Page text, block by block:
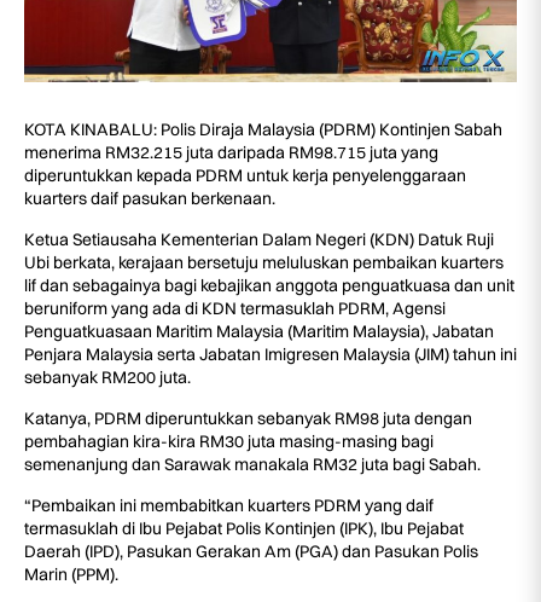
KOTA KINABALU: Polis Diraja Malaysia (PDRM) Kontinjen Sabah
menerima RM32.215 juta daripada RM98.715 juta yang
diperuntukkan kepada PDRM untuk kerja penyelenggaraan
kuarters daif pasukan berkenaan.
Ketua Setiausaha Kementerian Dalam Negeri (KDN) Datuk Ruji
Ubi berkata, kerajaan bersetuju meluluskan pembaikan kuarters
lif dan sebagainya bagi kebajikan anggota penguatkuasa dan unit
beruniform yang ada di KDN termasuklah PDRM, Agensi
Penguatkuasaan Maritim Malaysia (Maritim Malaysia), Jabatan
Penjara Malaysia serta Jabatan Imigresen Malaysia (JIM) tahun ini
sebanyak RM200 juta.
Katanya, PDRM diperuntukkan sebanyak RM98 juta dengan
pembahagian kira-kira RM30 juta masing-masing bagi
semenanjung dan Sarawak manakala RM32 juta bagi Sabah.
“Pembaikan ini membabitkan kuarters PDRM yang daif
termasuklah di Ibu Pejabat Polis Kontinjen (IPK), Ibu Pejabat
Daerah (IPD), Pasukan Gerakan Am (PGA) dan Pasukan Polis
Marin (PPM).